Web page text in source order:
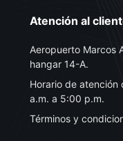
Atención al
Aeropuerto Marcos
hangar 14-A.
Horario de atención
a.m. a 5:00 p.m.
Términos y